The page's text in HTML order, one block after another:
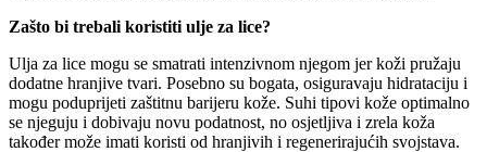
Zašto bi trebali koristiti ulje za lice?
Ulja za lice mogu se smatrati intenzivnom njegom jer koži pružaju
dodatne hranjive tvari. Posebno su bogata, osiguravaju hidrataciju i
mogu poduprijeti zaštitnu barijeru kože. Suhi tipovi kože optimalno
se njeguju i dobivaju novu podatnost, no osjetljiva i zrela koža
također može imati koristi od hranjivih i regenerirajućih svojstava.